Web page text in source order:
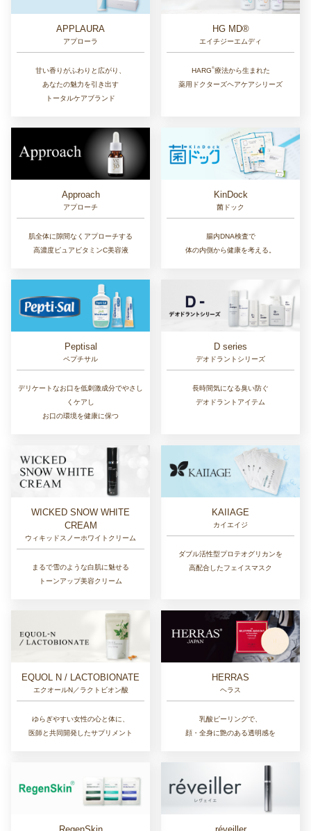
APPLAURA
アプローラ
甘い香りがふわりと広がり、
あなたの魅力を引き出す
トータルケアブランド
HG MD®
エイチジーエムディ
HARG®︎療法から生まれた
薬用ドクターズヘアケアシリーズ
Approach
アプローチ
肌全体に隙間なくアプローチする
高濃度ピュアビタミンC美容液
KinDock
菌ドック
腸内DNA検査で
体の内側から健康を考える。
Peptisal
ペプチサル
デリケートなお口を低刺激成分でやさし
くケアし
お口の環境を健康に保つ
D series
デオドラントシリーズ
長時間気になる臭い防ぐ
デオドラントアイテム
WICKED SNOW WHITE
CREAM
ウィキッドスノーホワイトクリーム
まるで雪のような白肌に魅せる
トーンアップ美容クリーム
KAIIAGE
カイエイジ
ダブル活性型プロテオグリカンを
高配合したフェイスマスク
EQUOL N / LACTOBIONATE
エクオールN／ラクトビオン酸
ゆらぎやすい女性の心と体に、
医師と共同開発したサプリメント
HERRAS
ヘラス
乳酸ピーリングで、
顔・全身に艶のある透明感を